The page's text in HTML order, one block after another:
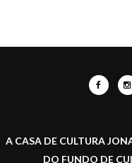
A CASA DE CULTURA
DO FUNDO DE